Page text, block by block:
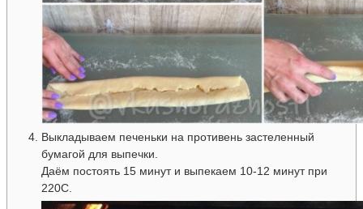
Выкладываем печеньки на противень застеленный
бумагой для выпечки.
Даём постоять 15 минут и выпекаем 10-12 минут при
220С.